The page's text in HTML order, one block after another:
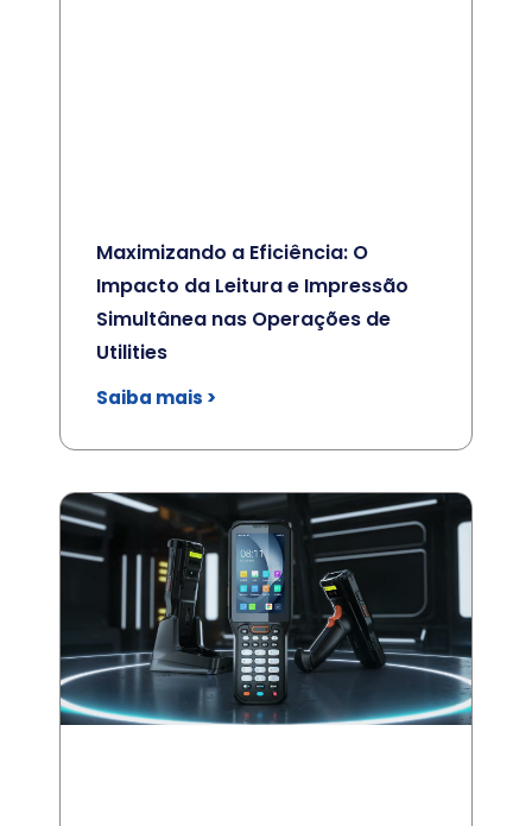
Maximizando a Eficiência: O
Impacto da Leitura e Impressão
Simultânea nas Operações de
Utilities
Saiba mais >